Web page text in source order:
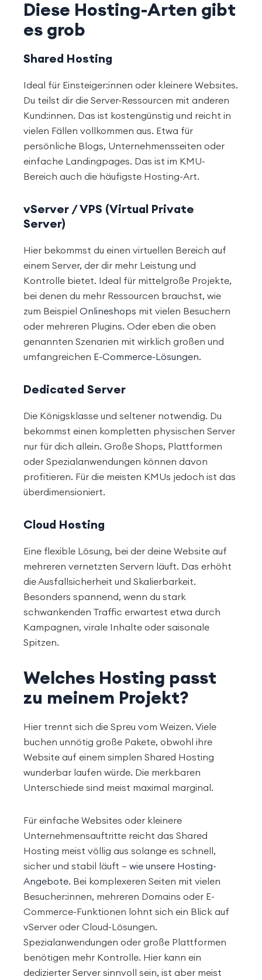
Diese Hosting-Arten gibt
es grob
Shared Hosting
Ideal für Einsteiger:innen oder kleinere Websites.
Du teilst dir die Server-Ressourcen mit anderen
Kund:innen. Das ist kostengünstig und reicht in
vielen Fällen vollkommen aus. Etwa für
persönliche Blogs, Unternehmensseiten oder
einfache Landingpages. Das ist im KMU-
Bereich auch die häufigste Hosting-Art.
vServer / VPS (Virtual Private
Server)
Hier bekommst du einen virtuellen Bereich auf
einem Server, der dir mehr Leistung und
Kontrolle bietet. Ideal für mittelgroße Projekte,
bei denen du mehr Ressourcen brauchst, wie
zum Beispiel Onlineshops mit vielen Besuchern
oder mehreren Plugins. Oder eben die oben
genannten Szenarien mit wirklich großen und
umfangreichen E-Commerce-Lösungen.
Dedicated Server
Die Königsklasse und seltener notwendig. Du
bekommst einen kompletten physischen Server
nur für dich allein. Große Shops, Plattformen
oder Spezialanwendungen können davon
profitieren. Für die meisten KMUs jedoch ist das
überdimensioniert.
Cloud Hosting
Eine flexible Lösung, bei der deine Website auf
mehreren vernetzten Servern läuft. Das erhöht
die Ausfallsicherheit und Skalierbarkeit.
Besonders spannend, wenn du stark
schwankenden Traffic erwartest etwa durch
Kampagnen, virale Inhalte oder saisonale
Spitzen.
Welches Hosting passt
zu meinem Projekt?
Hier trennt sich die Spreu vom Weizen. Viele
buchen unnötig große Pakete, obwohl ihre
Website auf einem simplen Shared Hosting
wunderbar laufen würde. Die merkbaren
Unterschiede sind meist maximal marginal.
Für einfache Websites oder kleinere
Unternehmensauftritte reicht das Shared
Hosting meist völlig aus solange es schnell,
sicher und stabil läuft – wie unsere Hosting-
Angebote. Bei komplexeren Seiten mit vielen
Besucher:innen, mehreren Domains oder E-
Commerce-Funktionen lohnt sich ein Blick auf
vServer oder Cloud-Lösungen.
Spezialanwendungen oder große Plattformen
benötigen mehr Kontrolle. Hier kann ein
dedizierter Server sinnvoll sein, ist aber meist